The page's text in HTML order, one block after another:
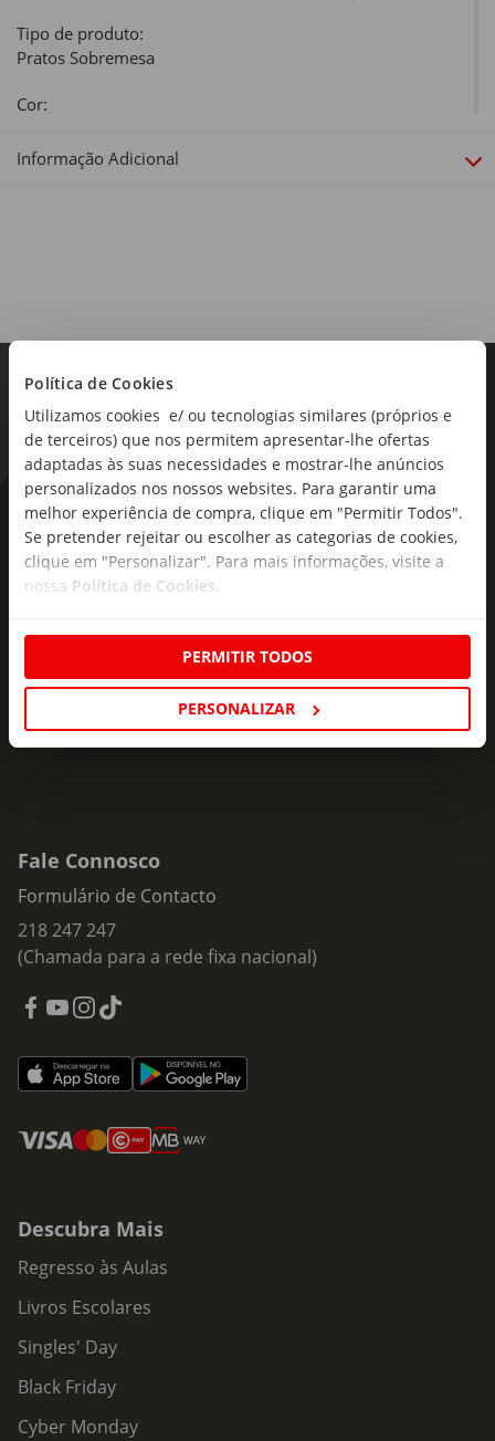
Política de Cookies
Utilizamos cookies e/ ou tecnologias similares (próprios e
de terceiros) que nos permitem apresentar-lhe ofertas
adaptadas às suas necessidades e mostrar-lhe anúncios
personalizados nos nossos websites. Para garantir uma
melhor experiência de compra, clique em "Permitir Todos".
Se pretender rejeitar ou escolher as categorias de cookies,
clique em "Personalizar". Para mais informações, visite a
nossa Política de Cookies
PERMITIR TODOS
PERSONALIZAR
Tipo de produto:
Pratos Sobremesa
Cor:
Material:
Belmonte
Informação Adicional
As novidades mais frescas no
seu e-mail!
Subscreva e descubra campanhas exclusivas,
mail
Subscrever
Fale Connosco
Formulário de Contacto
218 247 247
(Chamada para a rede fixa nacional)
Descubra Mais
Regresso às Aulas
Livros Escolares
Singles' Day
Black Friday
Cyber Monday